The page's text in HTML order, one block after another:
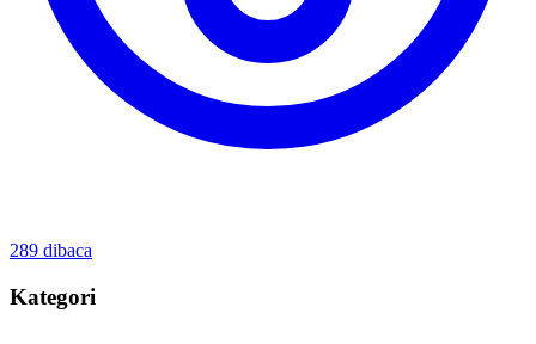
289 dibaca
Kategori